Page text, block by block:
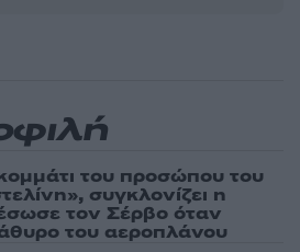
του προσώπου του
συγκλονίζει η
τον Σέρβο όταν
του αεροπλάνου